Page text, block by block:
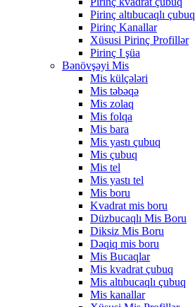
Pirinç altıbucaqlı çubuq
Pirinç Kanallar
Xüsusi Pirinç Profillər
Pirinç I şüa
Bənövşəyi Mis
Mis külçələri
Mis təbəqə
Mis zolaq
Mis folqa
Mis bara
Mis yastı çubuq
Mis çubuq
Mis tel
Mis yastı tel
Mis boru
Kvadrat mis boru
Düzbucaqlı Mis Boru
Diksiz Mis Boru
Dəqiq mis boru
Mis Bucaqlar
Mis kvadrat çubuq
Mis altıbucaqlı çubuq
Mis kanallar